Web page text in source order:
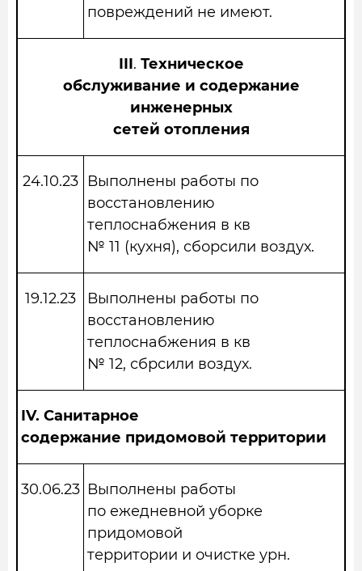
повреждений не имеют.
III. Техническое
обслуживание и содержание
инженерных
сетей отопления
24.10.23 Выполнены работы по
восстановлению
теплоснабжения в кв
№ 11 (кухня), сборсили воздух.
19.12.23
Выполнены работы по
восстановлению
теплоснабжения в кв
№ 12, сбрсили воздух.
IV. Санитарное
содержание придомовой территории
30.06.23 Выполнены работы
по ежедневной уборке
придомовой
территории и очистке урн.